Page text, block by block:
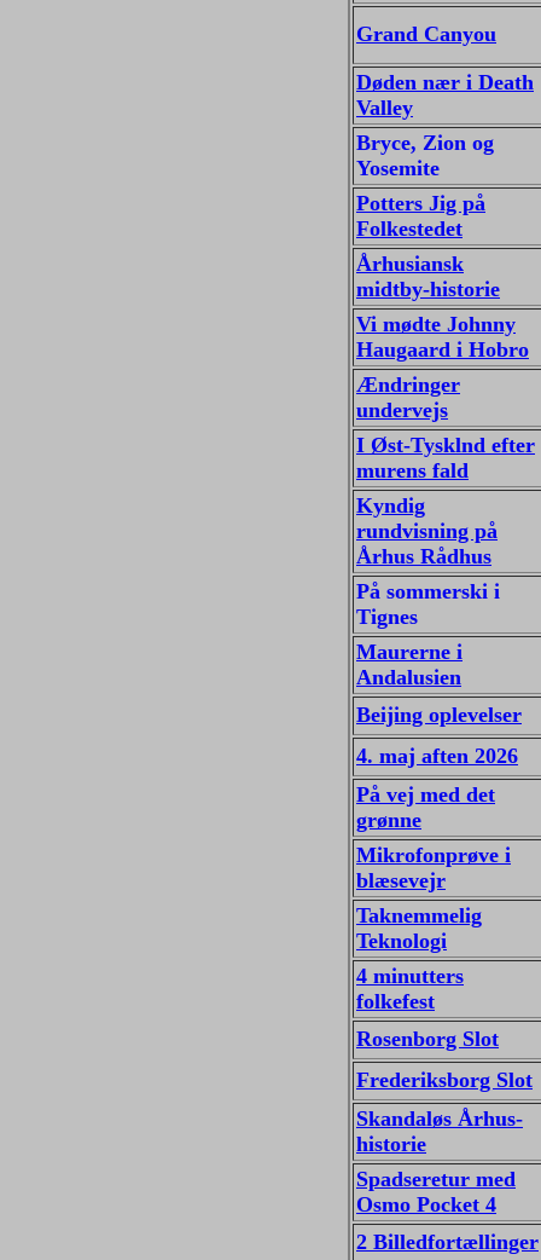
Grand Canyou
Døden nær i Death
Valley
Bryce, Zion og
Yosemite
Potters Jig på
Folkestedet
Århusiansk
midtby-historie
Vi mødte Johnny
Haugaard i Hobro
Ændringer
undervejs
I Øst-Tysklnd efter
murens fald
Kyndig
rundvisning på
Århus Rådhus
På sommerski i
Tignes
Maurerne i
Andalusien
Beijing oplevelser
4. maj aften 2026
På vej med det
grønne
Mikrofonprøve i
blæsevejr
Taknemmelig
Teknologi
4 minutters
folkefest
Rosenborg Slot
Frederiksborg Slot
Skandaløs Århus-
historie
Spadseretur med
Osmo Pocket 4
2 Billedfortællinger